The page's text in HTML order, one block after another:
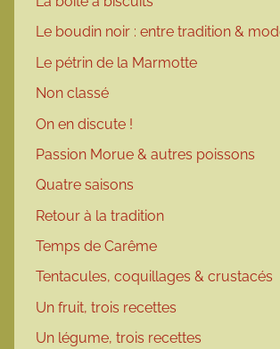
Le boudin noir : entre tradition &
Le pétrin de la Marmotte
Non classé
On en discute !
Passion Morue & autres poissons
Quatre saisons
Retour à la tradition
Temps de Carême
Tentacules, coquillages & crustacés
Un fruit, trois recettes
Un légume, trois recettes